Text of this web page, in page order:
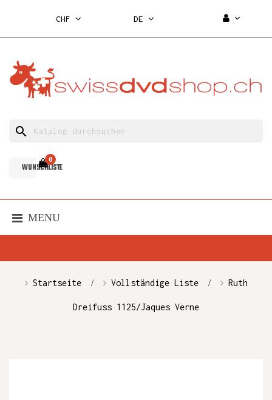
CHF DE
search
WUNSCHLISTE
0
MENU
Startseite Vollständige Liste Ruth
Dreifuss 1125/Jaques Verne